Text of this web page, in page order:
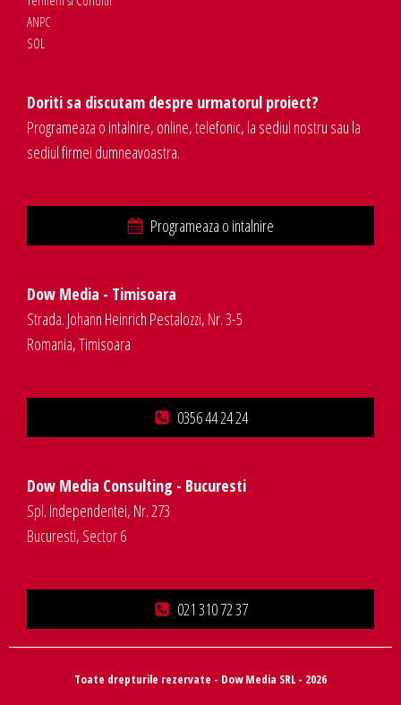
ANPC
SOL
Doriti sa discutam despre urmatorul proiect?
Programeaza o intalnire, online, telefonic, la sediul nostru sau la
sediul firmei dumneavoastra.
Programeaza o intalnire
Dow Media - Timisoara
Strada. Johann Heinrich Pestalozzi, Nr. 3-5
Romania, Timisoara
0356 44 24 24
Dow Media Consulting - Bucuresti
Spl. Independentei, Nr. 273
Bucuresti, Sector 6
021 310 72 37
Toate drepturile rezervate - Dow Media SRL - 2026